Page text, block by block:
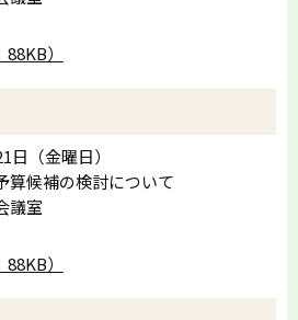
）
（金曜日）
算候補の検討について
議室
）